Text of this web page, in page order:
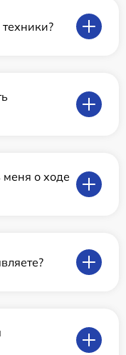
о ходе